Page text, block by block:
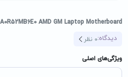
AMD GM Laptop Motherboard
دیدگاه:0 نظر
ویژگی‌های اصلی